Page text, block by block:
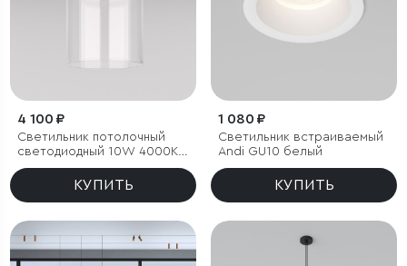
4 100 ₽
Светильник потолочный
светодиодный 10W 4000К
латунь/прозрачный
КУПИТЬ
1 080 ₽
Светильник встраиваемый
Andi GU10 белый
КУПИТЬ